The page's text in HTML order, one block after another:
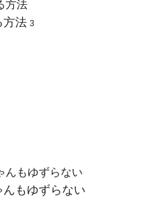
方法 3
もゆずらない